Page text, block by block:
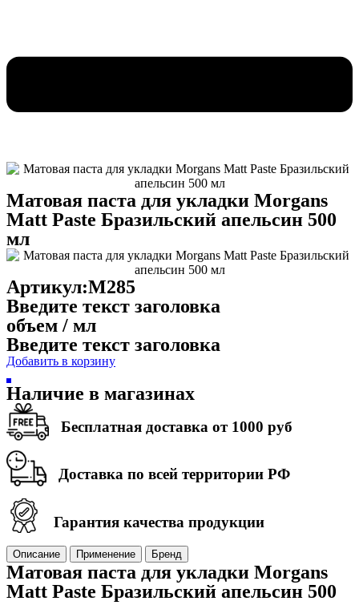
Матовая паста для укладки Morgans
Matt Paste Бразильский апельсин 500
мл
Артикул:M285
Введите текст заголовка
объем / мл
Введите текст заголовка
Добавить в корзину
Наличие в магазинах
Бесплатная доставка от 1000 руб
Доставка по всей территории РФ
Гарантия качества продукции
Описание Применение Бренд
Матовая паста для укладки Morgans
Matt Paste Бразильский апельсин 500